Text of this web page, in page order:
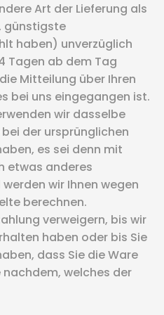
Art der Lieferung als
günstigste
haben) unverzüglich
Tagen ab dem Tag
Mitteilung über Ihren
bei uns eingegangen ist.
wir dasselbe
der ursprünglichen
es sei denn mit
etwas anderes
wir Ihnen wegen
berechnen.
verweigern, bis wir
haben oder bis Sie
dass Sie die Ware
welches der